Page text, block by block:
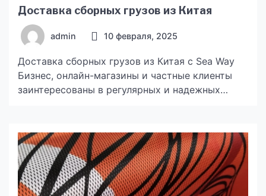
Доставка сборных грузов из Китая
admin 10 февраля, 2025
Доставка сборных грузов из Китая с Sea Way
Бизнес, онлайн-магазины и частные клиенты
заинтересованы в регулярных и надежных
партнер, предлагающий комплексные решения
по доставке товаров под ключ. Мы
разрабатываем оптимальные маршруты,
минимизируем расходы и сопровождаем ваш
груз на всех этапах — от […]